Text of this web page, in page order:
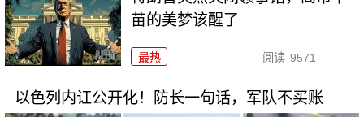
苗的美梦该醒了
最热 阅读 9571
以色列内讧公开化！防长一句话，军队不买账